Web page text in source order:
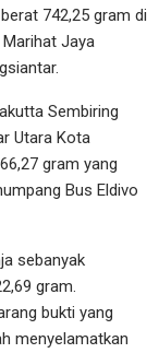
742,25 gram di
Jaya
Sembiring
Utara Kota
gram yang
Bus Eldivo
sebanyak
gram.
bukti yang
menyelamatkan